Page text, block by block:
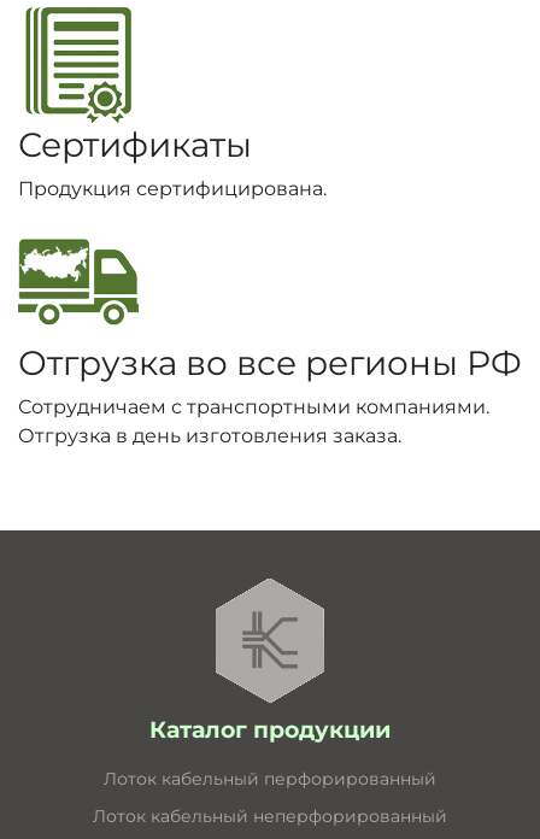
Сертификаты
Продукция сертифицирована.
Отгрузка во все регионы РФ
Сотрудничаем с транспортными компаниями.
Отгрузка в день изготовления заказа.
Каталог продукции
Лоток кабельный перфорированный
Лоток кабельный неперфорированный